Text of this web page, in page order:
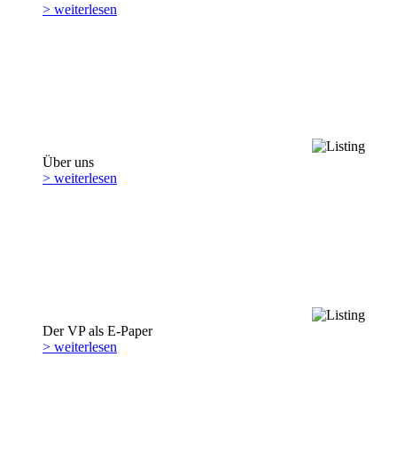
> weiterlesen
Über uns
> weiterlesen
Der VP als E-Paper
> weiterlesen